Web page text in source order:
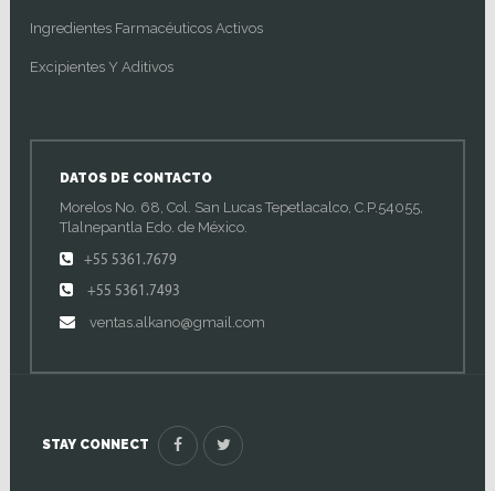
Ingredientes Farmacéuticos Activos
Excipientes Y Aditivos
DATOS DE CONTACTO
Morelos No. 68, Col. San Lucas Tepetlacalco, C.P.54055,
Tlalnepantla Edo. de México.
+55 5361.7679
+55 5361.7493
ventas.alkano@gmail.com
STAY CONNECT